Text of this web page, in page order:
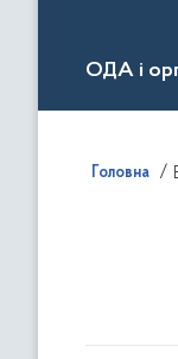
ОДА і
Головна